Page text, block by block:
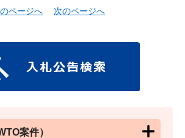
ページへ 次のページへ
案件）